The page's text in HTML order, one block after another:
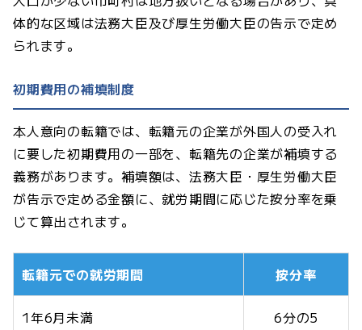
体的な区域は法務大臣及び厚生労働大臣の告示で定め
られます。
初期費用の補填制度
本人意向の転籍では、転籍元の企業が外国人の受入れ
に要した初期費用の一部を、転籍先の企業が補填する
義務があります。補填額は、法務大臣・厚生労働大臣
が告示で定める金額に、就労期間に応じた按分率を乗
じて算出されます。
転籍元での就労期間 按分率
1年6月未満 6分の5